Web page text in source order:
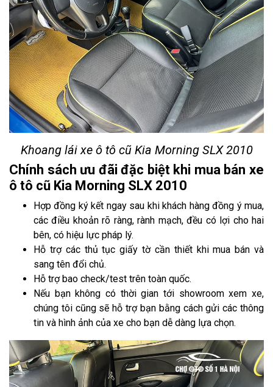
Khoang lái xe ô tô cũ Kia Morning SLX 2010
Chính sách ưu đãi đặc biệt khi mua bán xe
ô tô cũ Kia Morning SLX 2010
Hợp đồng ký kết ngay sau khi khách hàng đồng ý mua,
các điều khoản rõ ràng, rành mạch, đều có lợi cho hai
bên, có hiệu lực pháp lý.
Hỗ trợ các thủ tục giấy tờ cần thiết khi mua bán và
sang tên đổi chủ.
Hỗ trợ bao check/test trên toàn quốc.
Nếu bạn không có thời gian tới showroom xem xe,
chúng tôi cũng sẽ hỗ trợ bạn bằng cách gửi các thông
tin và hình ảnh của xe cho bạn dễ dàng lựa chọn.